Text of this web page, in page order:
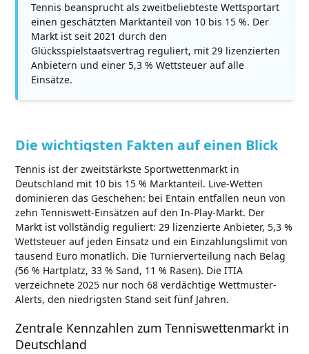
Tennis beansprucht als zweitbeliebteste Wettsportart
einen geschätzten Marktanteil von 10 bis 15 %. Der
Markt ist seit 2021 durch den
Glücksspielstaatsvertrag reguliert, mit 29 lizenzierten
Anbietern und einer 5,3 % Wettsteuer auf alle
Einsätze.
Die wichtigsten Fakten auf einen Blick
Tennis ist der zweitstärkste Sportwettenmarkt in
Deutschland mit 10 bis 15 % Marktanteil. Live-Wetten
dominieren das Geschehen: bei Entain entfallen neun von
zehn Tenniswett-Einsätzen auf den In-Play-Markt. Der
Markt ist vollständig reguliert: 29 lizenzierte Anbieter, 5,3 %
Wettsteuer auf jeden Einsatz und ein Einzahlungslimit von
tausend Euro monatlich. Die Turnierverteilung nach Belag
(56 % Hartplatz, 33 % Sand, 11 % Rasen). Die ITIA
verzeichnete 2025 nur noch 68 verdächtige Wettmuster-
Alerts, den niedrigsten Stand seit fünf Jahren.
Zentrale Kennzahlen zum Tenniswettenmarkt in
Deutschland